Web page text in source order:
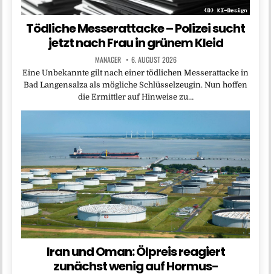
Tödliche Messerattacke – Polizei sucht
jetzt nach Frau in grünem Kleid
MANAGER 6. AUGUST 2026
Eine Unbekannte gilt nach einer tödlichen Messerattacke in
Bad Langensalza als mögliche Schlüsselzeugin. Nun hoffen
die Ermittler auf Hinweise zu…
Iran und Oman: Ölpreis reagiert
zunächst wenig auf Hormus-